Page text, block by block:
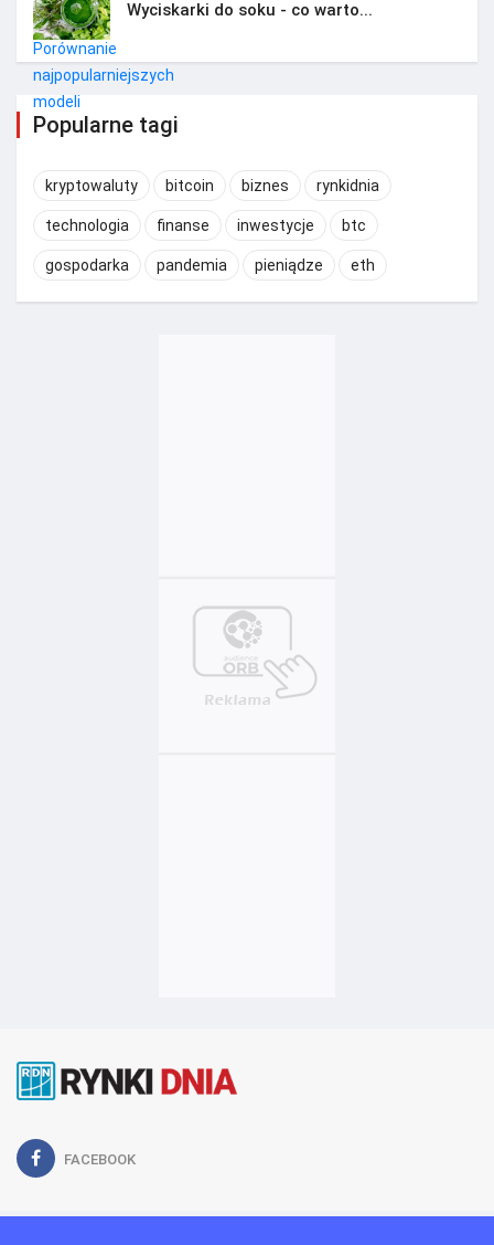
Wyciskarki do soku - co warto...
Popularne tagi
kryptowaluty bitcoin biznes rynkidnia
technologia finanse inwestycje btc
gospodarka pandemia pieniądze eth
FACEBOOK